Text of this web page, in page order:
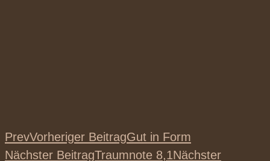
PrevVorheriger BeitragGut in Form
Nächster BeitragTraumnote 8,1Nächster